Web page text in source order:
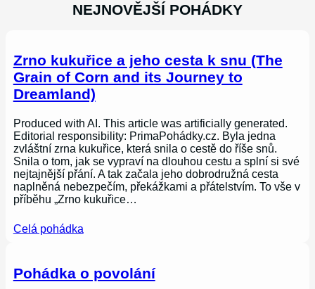
NEJNOVĚJŠÍ POHÁDKY
Zrno kukuřice a jeho cesta k snu (The
Grain of Corn and its Journey to
Dreamland)
Produced with AI. This article was artificially generated.
Editorial responsibility: PrimaPohádky.cz. Byla jedna
zvláštní zrna kukuřice, která snila o cestě do říše snů.
Snila o tom, jak se vypraví na dlouhou cestu a splní si své
nejtajnější přání. A tak začala jeho dobrodružná cesta
naplněná nebezpečím, překážkami a přátelstvím. To vše v
příběhu „Zrno kukuřice…
Celá pohádka
Pohádka o povolání